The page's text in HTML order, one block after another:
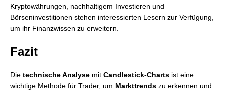
Kryptowährungen, nachhaltigem Investieren und
Börseninvestitionen stehen interessierten Lesern zur Verfügung,
um ihr Finanzwissen zu erweitern.
Fazit
Die technische Analyse mit Candlestick-Charts ist eine
wichtige Methode für Trader, um Markttrends zu erkennen und